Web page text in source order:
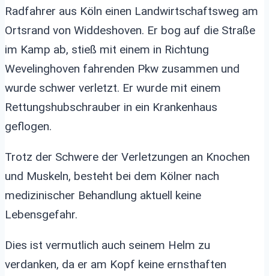
Radfahrer aus Köln einen Landwirtschaftsweg am
Ortsrand von Widdeshoven. Er bog auf die Straße
im Kamp ab, stieß mit einem in Richtung
Wevelinghoven fahrenden Pkw zusammen und
wurde schwer verletzt. Er wurde mit einem
Rettungshubschrauber in ein Krankenhaus
geflogen.
Trotz der Schwere der Verletzungen an Knochen
und Muskeln, besteht bei dem Kölner nach
medizinischer Behandlung aktuell keine
Lebensgefahr.
Dies ist vermutlich auch seinem Helm zu
verdanken, da er am Kopf keine ernsthaften